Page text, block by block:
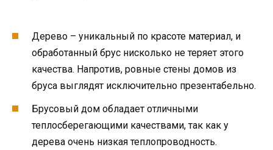
Дерево – уникальный по красоте материал, и
обработанный брус нисколько не теряет этого
качества. Напротив, ровные стены домов из
бруса выглядят исключительно презентабельно.
Брусовый дом обладает отличными
теплосберегающими качествами, так как у
дерева очень низкая теплопроводность.